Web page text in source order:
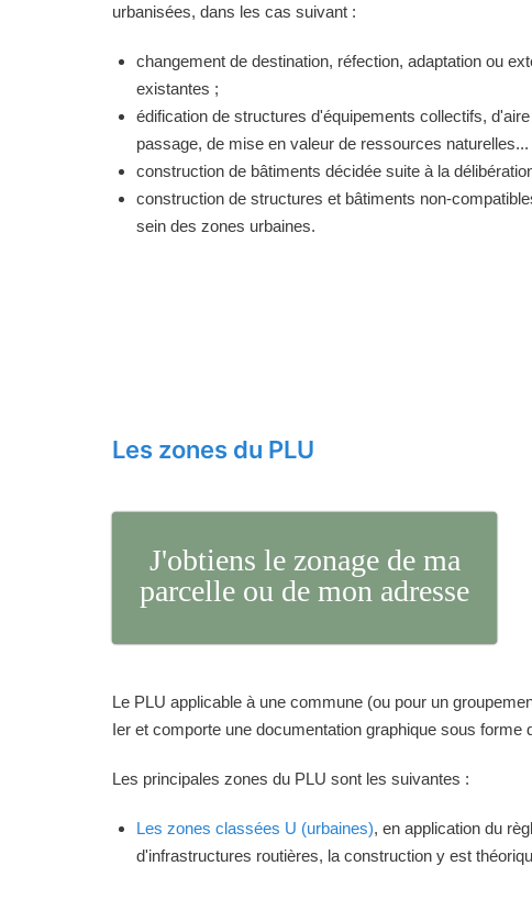
urbanisées, dans les cas suivant :
changement de destination, réfection, adaptation ou
existantes ;
édification de structures d'équipements collectifs,
passage, de mise en valeur de ressources naturelles...
construction de bâtiments décidée suite à la
construction de structures et bâtiments non-
sein des zones urbaines.
Les zones du PLU
J'obtiens le zonage de ma
parcelle ou de mon adresse
Le PLU applicable à une commune (ou pour un
Ier et comporte une documentation graphique sous
Les principales zones du PLU sont les suivantes :
Les zones classées U (urbaines), en application du
d'infrastructures routières, la construction y est